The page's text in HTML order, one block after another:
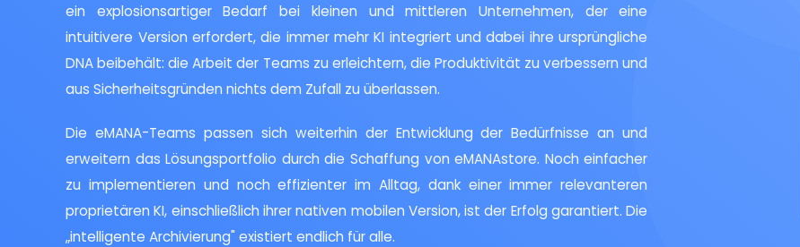
ein explosionsartiger Bedarf bei kleinen und mittleren Unternehmen, der eine
intuitivere Version erfordert, die immer mehr KI integriert und dabei ihre ursprüngliche
DNA beibehält: die Arbeit der Teams zu erleichtern, die Produktivität zu verbessern und
aus Sicherheitsgründen nichts dem Zufall zu überlassen.
Die eMANA-Teams passen sich weiterhin der Entwicklung der Bedürfnisse an und
erweitern das Lösungsportfolio durch die Schaffung von eMANAstore. Noch einfacher
zu implementieren und noch effizienter im Alltag, dank einer immer relevanteren
proprietären KI, einschließlich ihrer nativen mobilen Version, ist der Erfolg garantiert. Die
„intelligente Archivierung" existiert endlich für alle.